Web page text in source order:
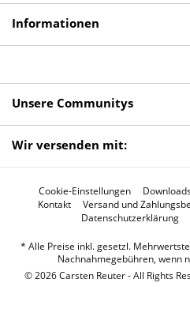
Informationen
Unsere Communitys
Wir versenden mit:
Cookie-Einstellungen
Kontakt
Versand und
Datenschutzerklärung
* Alle Preise inkl. gesetzl.
Nachnahmegebühren, wenn
© 2026 Carsten Reuter - All Rights